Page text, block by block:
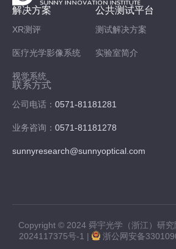
解决方案
XR测评
医疗光学影像系统
视觉系统
公共测试平台
测试解决方案
实验室简介
联系方式
公司电话： 0571-81181281
业务咨询： 0571-81181278
sunnyresearch@sunnyoptical.com
Copyright © 2024 舜宇光学（浙江）研究
2024117375号-1 | 浙公网安备